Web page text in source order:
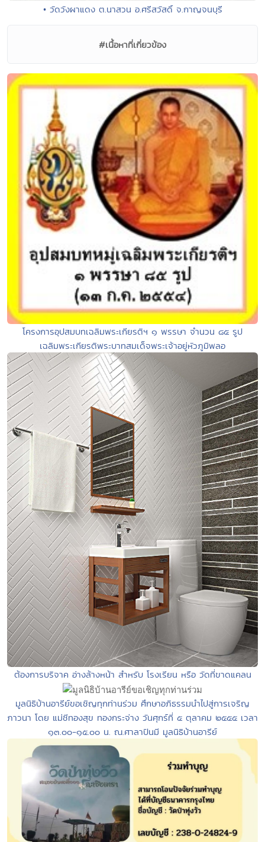
• วัดวังผาแดง ต.นาสวน อ.ศรีสวัสดิ์ จ.กาญจนบุรี
#เนื้อหาที่เกี่ยวข้อง
โครงการอุปสมบทเฉลิมพระเกียรติฯ ๑ พรรษา จำนวน ๘๕ รูป
เฉลิมพระเกียรติพระบาทสมเด็จพระเจ้าอยู่หัวภูมิพลอ
ต้องการบริจาค อ่างล้างหน้า สำหรับ โรงเรียน หรือ วัดที่ขาดแคลน
มูลนิธิบ้านอารีย์ขอเชิญทุกท่านร่วม ศึกษาอภิธรรมนำไปสู่การเจริญ
ภาวนา โดย แม่ชีทองสุข ทองกระจ่าง วันศุกร์ที่ ๕ ตุลาคม ๒๕๕๕ เวลา
๑๓.๐๐-๑๕.๐๐ น. ณ.ศาลาปันมี มูลนิธิบ้านอารีย์